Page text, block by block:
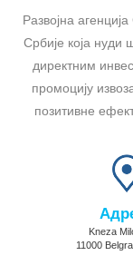
Развојна
Србије која нуди
директним
промоцију
позитивне
Kneza
11000